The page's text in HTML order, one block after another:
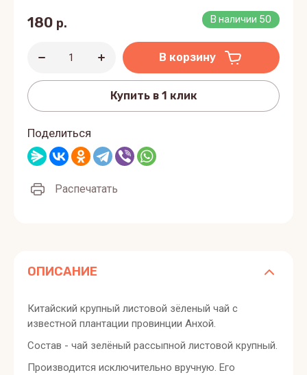
В наличии 50
180 р.
В корзину
Купить в 1 клик
Поделиться
Распечатать
ОПИСАНИЕ
Китайский крупный листовой зёленый чай с
известной плантации провинции Анхой.
Состав - чай зелёный рассыпной листовой крупный.
Производится исключительно вручную. Его